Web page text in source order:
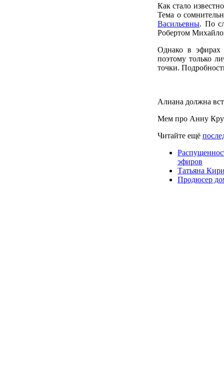
Как стало
Тема о
Васильевны. По
Робертом
Однако в
поэтому только
точки.
Алиана должна
Мем про Анну
Читайте ещё
эфиров
Татьяна
Продюсер